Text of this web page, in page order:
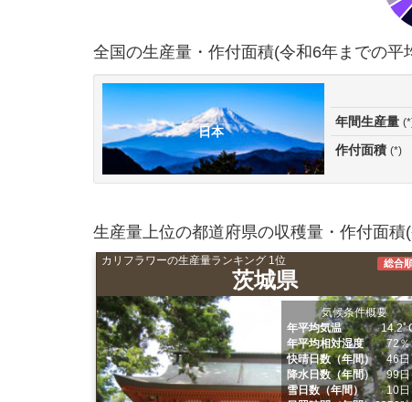
全国の生産量・作付面積(令和6年までの平
日本
年間生産量
作付面積(*)
生産量上位の都道府県の収穫量・作付面積
カリフラワーの生産量ランキング 1位
茨城県
総合
気候条件概要
年平均気温
14.2ﾟ
年平均相対湿度
72％
快晴日数（年間）
46日
降水日数（年間）
99日
雪日数（年間）
10日